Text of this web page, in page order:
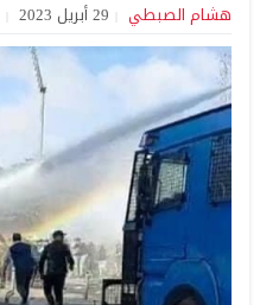
هشام الصبطي 29 أبريل 2023